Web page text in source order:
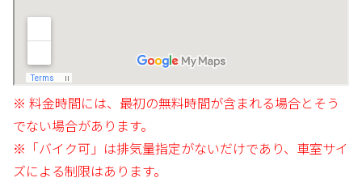
※ 料金時間には、最初の無料時間が含まれる場合とそう
でない場合があります。
※「バイク可」は排気量指定がないだけであり、車室サイ
ズによる制限はあります。